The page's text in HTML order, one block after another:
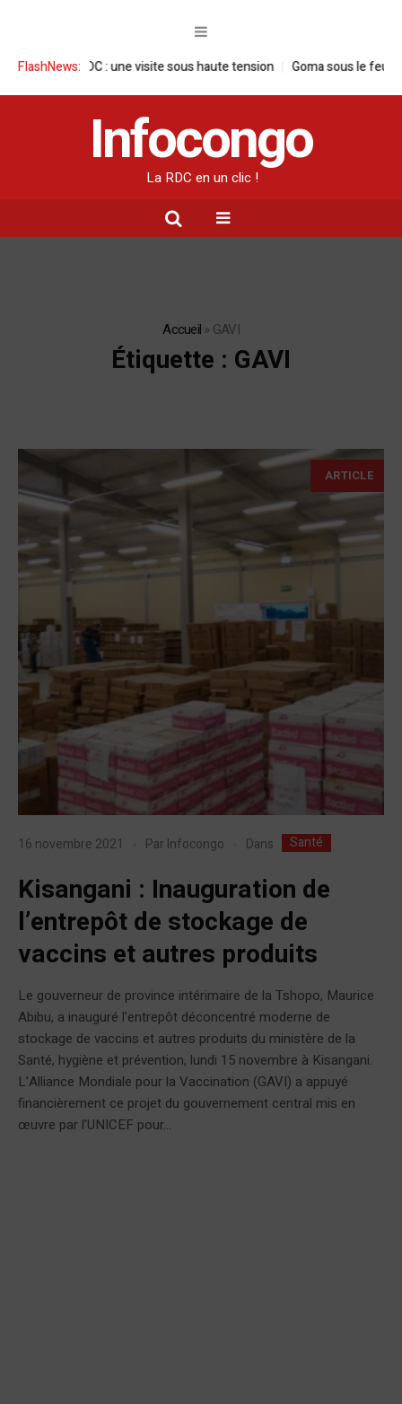
FlashNews:
en RDC : une visite sous haute tension Goma sous le feu : la
Infocongo
La RDC en un clic !
Accueil» GAVI
Étiquette : GAVI
ARTICLE
16 novembre 2021 Par Infocongo Dans Santé
Kisangani : Inauguration de
l’entrepôt de stockage de
vaccins et autres produits
Le gouverneur de province intérimaire de la Tshopo, Maurice
Abibu, a inauguré l’entrepôt déconcentré moderne de
stockage de vaccins et autres produits du ministère de la
Santé, hygiène et prévention, lundi 15 novembre à Kisangani.
L’Alliance Mondiale pour la Vaccination (GAVI) a appuyé
financièrement ce projet du gouvernement central mis en
œuvre par l’UNICEF pour...